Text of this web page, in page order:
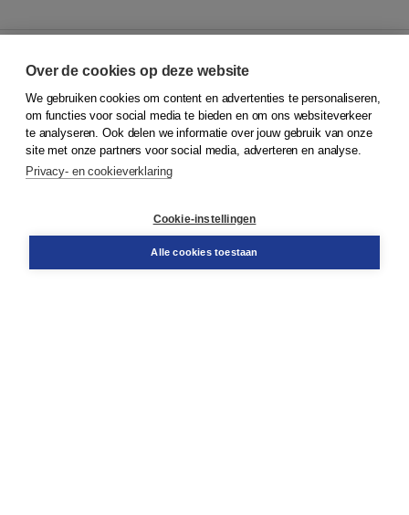
© 2026Koninklijke Boom uitgevers
Klantenservice
Service & informatie
Contact
Over de cookies op deze website
We gebruiken cookies om content en advertenties te personaliseren,
om functies voor social media te bieden en om ons websiteverkeer
te analyseren. Ook delen we informatie over jouw gebruik van onze
site met onze partners voor social media, adverteren en analyse.
Privacy- en cookieverklaring
Cookie-instellingen
Alle cookies toestaan